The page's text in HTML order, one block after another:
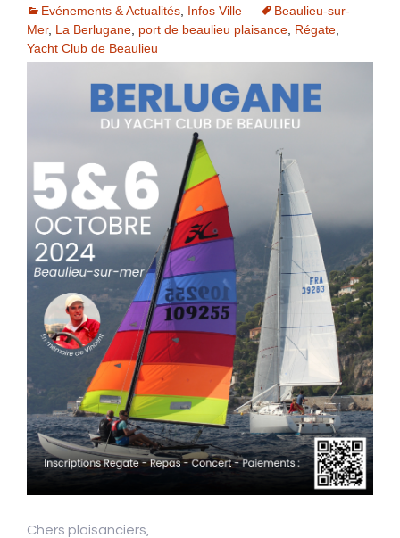
Evénements & Actualités Infos Ville
Beaulieu-sur-
Mer, La Berlugane port de beaulieu plaisance Régate
Yacht Club de Beaulieu
Chers plaisanciers,